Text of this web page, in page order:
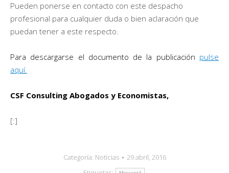
Pueden ponerse en contacto con este despacho
profesional para cualquier duda o bien aclaración que
puedan tener a este respecto.
Para descargarse el documento de la publicación pulse
aquí.
CSF Consulting Abogados y Economistas,
[:]
Categoría: Noticias
29 abril, 2016